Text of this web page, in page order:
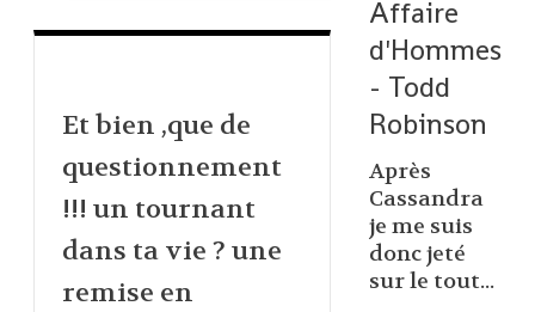
Et bien ,que de
questionnement
!!! un tournant
dans ta vie ? une
remise en
Affaire
d'Hommes
- Todd
Robinson
Après
Cassandra
je me suis
donc jeté
sur le tout...